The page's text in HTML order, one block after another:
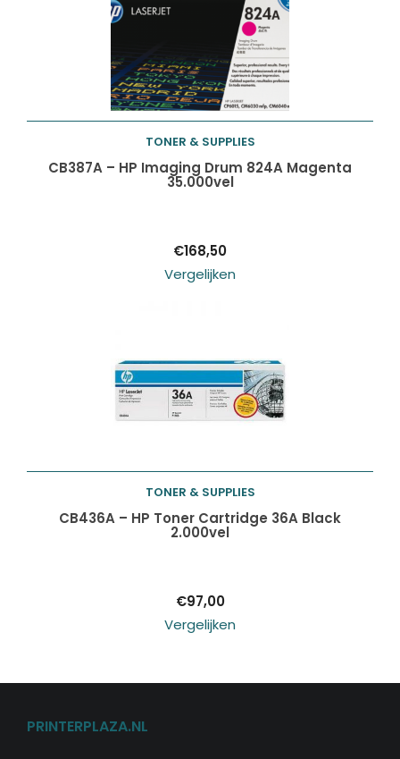
Toevoegen aan
TONER & SUPPLIES
CB387A – HP Imaging Drum 824A Magenta
35.000vel
€168,50
Vergelijken
Toevoegen aan
TONER & SUPPLIES
CB436A – HP Toner Cartridge 36A Black
2.000vel
€97,00
Vergelijken
PRINTERPLAZA.NL